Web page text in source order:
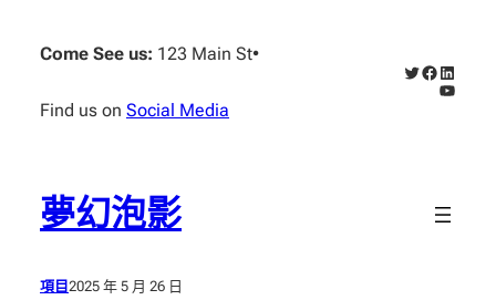
Come See us: 123 Main St•
Find us on Social Media
X Facebook
夢幻泡影
項目 2025 年 5 月 26 日